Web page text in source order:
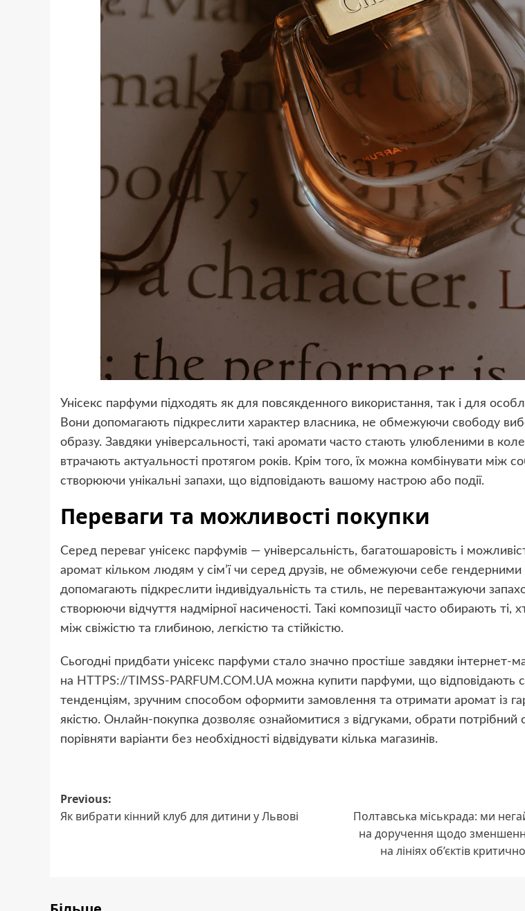
Унісекс парфуми підходять як для повсякденного використання, так і для
Вони допомагають підкреслити характер власника, не обмежуючи свободу
образу. Завдяки універсальності, такі аромати часто стають улюбленими в
втрачають актуальності протягом років. Крім того, їх можна комбінувати між
створюючи унікальні запахи, що відповідають вашому настрою або події.
Переваги та можливості покупки
Серед переваг унісекс парфумів — універсальність, багатошаровість і
аромат кільком людям у сім’ї чи серед друзів, не обмежуючи себе
допомагають підкреслити індивідуальність та стиль, не перевантажуючи
створюючи відчуття надмірної насиченості. Такі композиції часто обирають ті,
між свіжістю та глибиною, легкістю та стійкістю.
Сьогодні придбати унісекс парфуми стало значно простіше завдяки інтернет-
на HTTPS://TIMSS-PARFUM.COM.UAможна купити парфуми, що відповідають
тенденціям, зручним способом оформити замовлення та отримати аромат із
якістю. Онлайн-покупка дозволяє ознайомитися з відгуками, обрати потрібний
порівняти варіанти без необхідності відвідувати кілька магазинів.
Post
navigation
Previous:
Як вибрати кінний клуб для дитини у Львові
Полтавська міськрада: ми
на доручення щодо
на лініях об’єктів